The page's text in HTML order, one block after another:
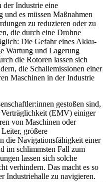
der Industrie eine
es müssen Maßnahmen
zu reduzieren oder zu
die durch eine Drohne
Die Gefahr eines Akku-
Wartung und Lagerung
die Rotoren lassen sich
die Schallemissionen einer
Maschinen in der Industrie
gestoßen sind,
Verträglichkeit (EMV) einiger
von Maschinen oder
größere
die Navigationsfähigkeit einer
im schlimmsten Fall zum
lassen sich solche
verhindern. Das macht es so
Industriehalle zu navigieren.